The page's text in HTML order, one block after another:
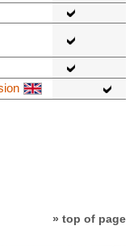
» top of page